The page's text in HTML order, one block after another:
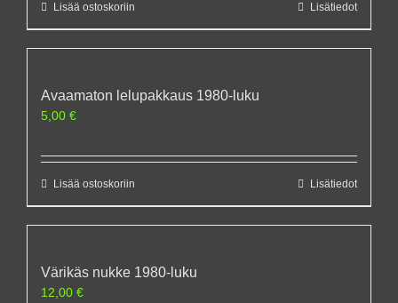
Lisää ostoskoriin Lisätiedot
Avaamaton lelupakkaus 1980-luku
5,00 €
Lisää ostoskoriin Lisätiedot
Värikäs nukke 1980-luku
12,00 €